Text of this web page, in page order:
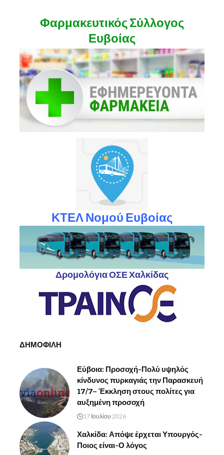
Φαρμακευτικός Σύλλογος
Ευβοίας
ΚΤΕΛ Νομού Ευβοίας
Δρομολόγια ΟΣΕ Χαλκίδας
ΔΗΜΟΦΙΛΗ
Εύβοια: Προσοχή-Πολύ υψηλός
κίνδυνος πυρκαγιάς την Παρασκευή
17/7– Έκκληση στους πολίτες για
αυξημένη προσοχή
17 Ιουλίου 2026
Χαλκίδα: Απόψε έρχεται Υπουργός-
Ποιος είναι-Ο λόγος